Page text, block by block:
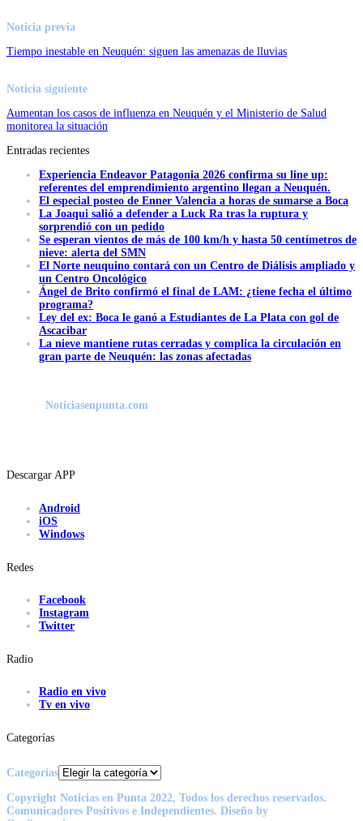
Noticia previa
Tiempo inestable en Neuquén: siguen las amenazas de lluvias
Noticia siguiente
Aumentan los casos de influenza en Neuquén y el Ministerio de Salud
monitorea la situación
Entradas recientes
Experiencia Endeavor Patagonia 2026 confirma su line up:
referentes del emprendimiento argentino llegan a Neuquén.
El especial posteo de Enner Valencia a horas de sumarse a Boca
La Joaqui salió a defender a Luck Ra tras la ruptura y
sorprendió con un pedido
Se esperan vientos de más de 100 km/h y hasta 50 centímetros de
nieve: alerta del SMN
El Norte neuquino contará con un Centro de Diálisis ampliado y
un Centro Oncológico
Ángel de Brito confirmó el final de LAM: ¿tiene fecha el último
programa?
Ley del ex: Boca le ganó a Estudiantes de La Plata con gol de
Ascacibar
La nieve mantiene rutas cerradas y complica la circulación en
gran parte de Neuquén: las zonas afectadas
Noticiasenpunta.com
Descargar APP
Android
iOS
Windows
Redes
Facebook
Instagram
Twitter
Radio
Radio en vivo
Tv en vivo
Categorías
Categorías
Copyright Noticias en Punta 2022, Todos los derechos reservados.
Comunicadores Positivos e Independientes. Diseño by